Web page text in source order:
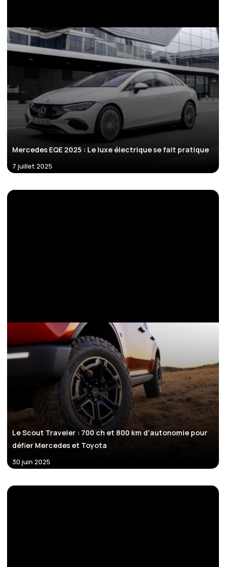
Mercedes EQE 2025 : Le luxe électrique se fait pratique
7 juillet 2025
Le Scout Traveler : 700 ch et 800 km d’autonomie pour
défier Mercedes et Toyota
30 juin 2025